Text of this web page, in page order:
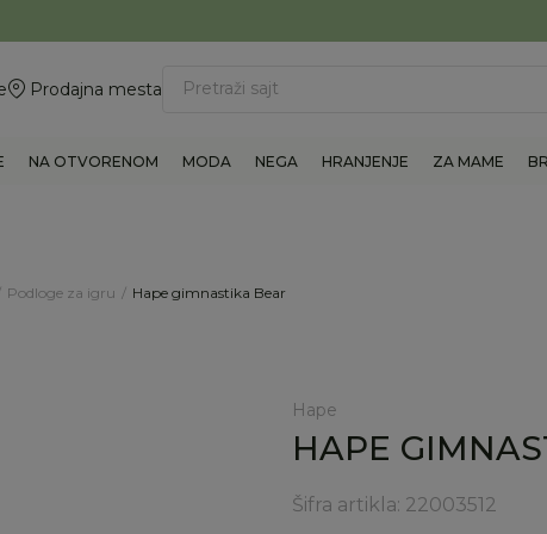
011/6960777
Prodajna mesta Pretraži sajt
NA OTVORENOM MODA NEGA HRANJENJE ZA MAME
Podloge za igru Hape gimnastika Bear
Hape
HAPE
Šifra artikla: 22003512